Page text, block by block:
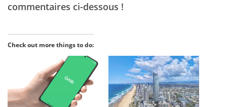
commentaires ci-dessous !
Check out more things to do: